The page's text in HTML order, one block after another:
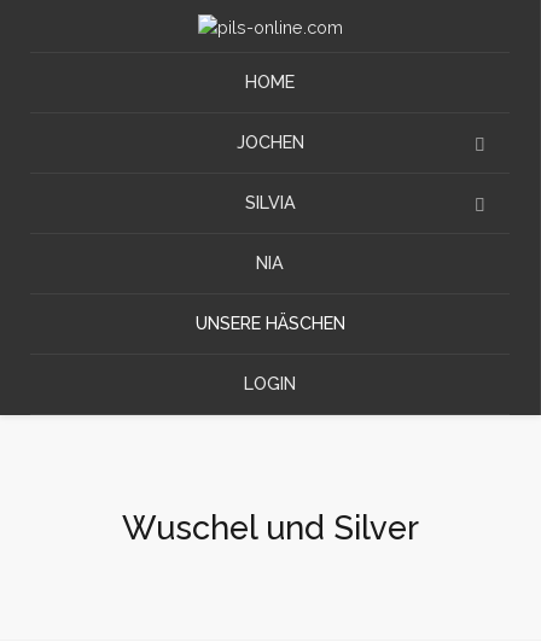
HOME
JOCHEN
SILVIA
NIA
UNSERE HÄSCHEN
LOGIN
Wuschel und Silver